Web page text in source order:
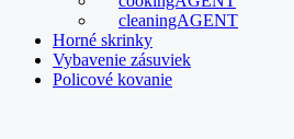
cleaningAGENT
Horné skrinky
Vybavenie zásuviek
Policové kovanie